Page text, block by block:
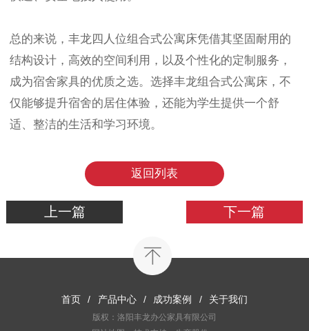
总的来说，丰龙四人位组合式公寓床凭借其坚固耐用的
结构设计，高效的空间利用，以及个性化的定制服务，
成为宿舍家具的优质之选。选择丰龙组合式公寓床，不
仅能够提升宿舍的居住体验，还能为学生提供一个舒
适、整洁的生活和学习环境。
返回列表
上一篇 下一篇
首页 / 产品中心 / 成功案例 / 关于我们
版权：洛阳丰龙办公家具有限公司